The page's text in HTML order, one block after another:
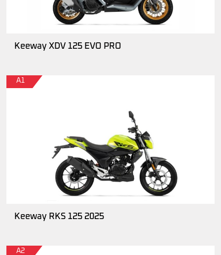
Keeway XDV 125 EVO PRO
A1
Keeway RKS 125 2025
A2